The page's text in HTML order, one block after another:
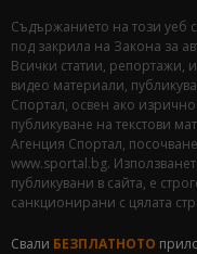
Съдържанието на този уеб
под закрила на Закона за
Всички статии, репортажи,
видео материали,
Спортал, освен ако
публикуване на текстови
Агенция Спортал,
www.sportal.bg.
публикувани в сайта, е
санкционирани с цялата
Свали БЕЗПЛАТНОТО